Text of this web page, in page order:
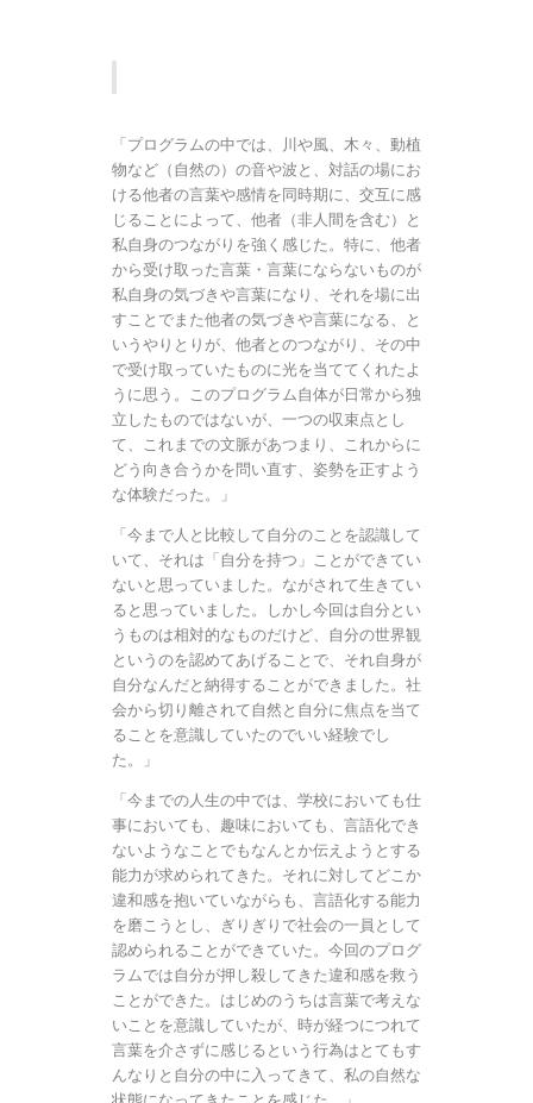
「プログラムの中では、川や風、木々、動植
物など（自然の）の音や波と、対話の場にお
ける他者の言葉や感情を同時期に、交互に感
じることによって、他者（非人間を含む）と
私自身のつながりを強く感じた。特に、他者
から受け取った言葉・言葉にならないものが
私自身の気づきや言葉になり、それを場に出
すことでまた他者の気づきや言葉になる、と
いうやりとりが、他者とのつながり、その中
で受け取っていたものに光を当ててくれたよ
うに思う。このプログラム自体が日常から独
立したものではないが、一つの収束点とし
て、これまでの文脈があつまり、これからに
どう向き合うかを問い直す、姿勢を正すよう
な体験だった。」
「今まで人と比較して自分のことを認識して
いて、それは「自分を持つ」ことができてい
ないと思っていました。ながされて生きてい
ると思っていました。しかし今回は自分とい
うものは相対的なものだけど、自分の世界観
というのを認めてあげることで、それ自身が
自分なんだと納得することができました。社
会から切り離されて自然と自分に焦点を当て
ることを意識していたのでいい経験でし
た。」
「今までの人生の中では、学校においても仕
事においても、趣味においても、言語化でき
ないようなことでもなんとか伝えようとする
能力が求められてきた。それに対してどこか
違和感を抱いていながらも、言語化する能力
を磨こうとし、ぎりぎりで社会の一員として
認められることができていた。今回のプログ
ラムでは自分が押し殺してきた違和感を救う
ことができた。はじめのうちは言葉で考えな
いことを意識していたが、時が経つにつれて
言葉を介さずに感じるという行為はとてもす
んなりと自分の中に入ってきて、私の自然な